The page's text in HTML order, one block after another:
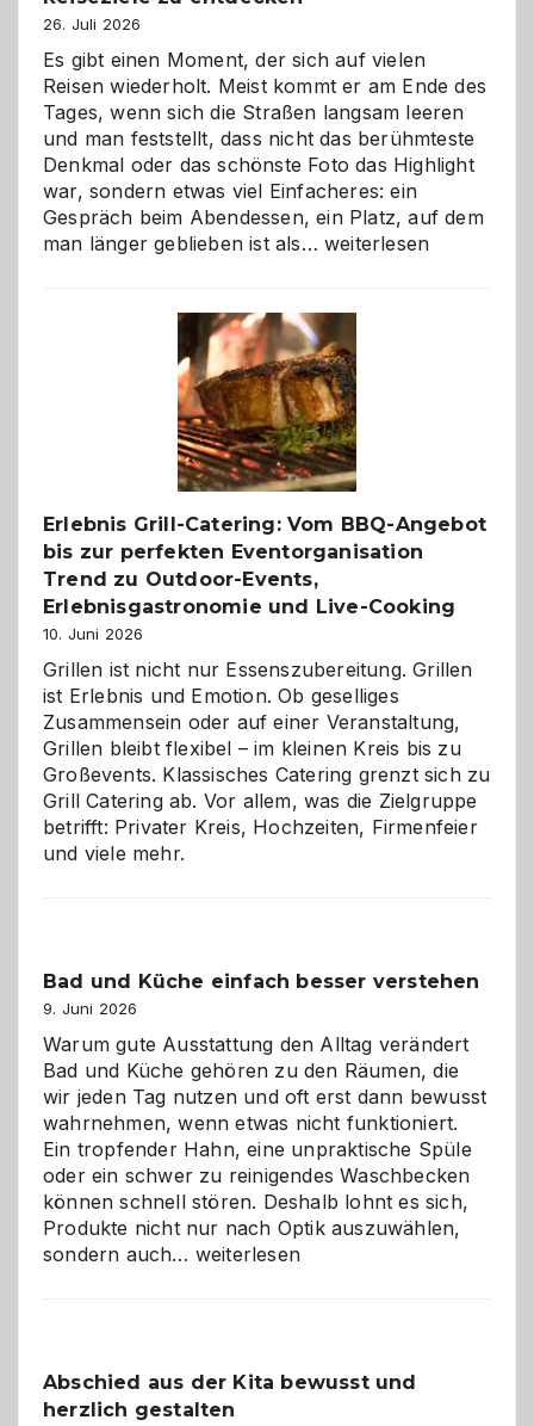
26. Juli 2026
Es gibt einen Moment, der sich auf vielen
Reisen wiederholt. Meist kommt er am Ende des
Tages, wenn sich die Straßen langsam leeren
und man feststellt, dass nicht das berühmteste
Denkmal oder das schönste Foto das Highlight
war, sondern etwas viel Einfacheres: ein
Gespräch beim Abendessen, ein Platz, auf dem
man länger geblieben ist als… Als
–
die
Gelegenheit,
neue
Reiseziele
zu
entdecken
weiterlesen
Erlebnis Grill-Catering: Vom BBQ-Angebot
bis zur perfekten Eventorganisation
Trend zu Outdoor-Events,
Erlebnisgastronomie und Live-Cooking
10. Juni 2026
Grillen ist nicht nur Essenszubereitung. Grillen
ist Erlebnis und Emotion. Ob geselliges
Zusammensein oder auf einer Veranstaltung,
Grillen bleibt flexibel – im kleinen Kreis bis zu
Großevents. Klassisches Catering grenzt sich zu
Grill Catering ab. Vor allem, was die Zielgruppe
betrifft: Privater Kreis, Hochzeiten, Firmenfeier
und viele mehr.
Bad und Küche einfach besser verstehen
9. Juni 2026
Warum gute Ausstattung den Alltag verändert
Bad und Küche gehören zu den Räumen, die
wir jeden Tag nutzen und oft erst dann bewusst
wahrnehmen, wenn etwas nicht funktioniert.
Ein tropfender Hahn, eine unpraktische Spüle
oder ein schwer zu reinigendes Waschbecken
können schnell stören. Deshalb lohnt es sich,
Produkte nicht nur nach Optik auszuwählen,
sondern auch… Bad
verstehen
weiterlesen
Abschied aus der Kita bewusst und
herzlich gestalten